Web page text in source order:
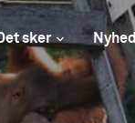
sker